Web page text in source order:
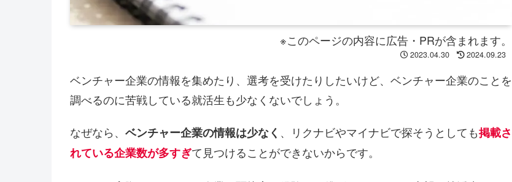
※このページの内容に広告・PRが含まれます。
2023.04.30 2024.09.23
ベンチャー企業の情報を集めたり、選考を受けたりしたいけど、ベンチャー企業のことを
調べるのに苦戦している就活生も少なくないでしょう。
なぜなら、 ベンチャー企業の情報は少なく 、リクナビやマイナビで探そうとしても掲載さ
れている企業数が多すぎて見つけることができないからです。